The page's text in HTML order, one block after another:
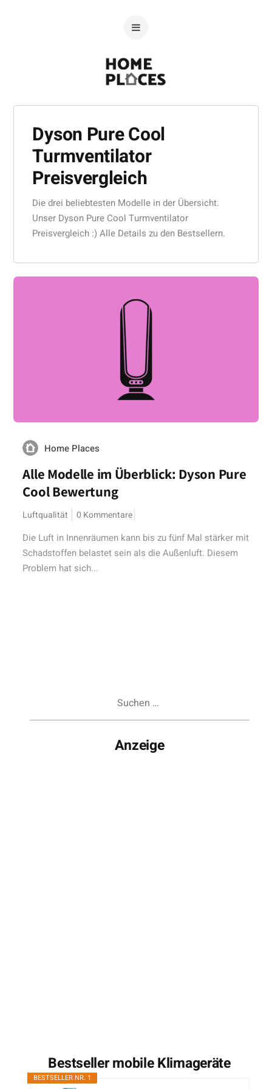
Dyson Pure Cool
Turmventilator
Preisvergleich
Die drei beliebtesten Modelle in der Übersicht.
Unser Dyson Pure Cool Turmventilator
Preisvergleich :) Alle Details zu den Bestsellern.
Home Places
Alle Modelle im Überblick: Dyson Pure
Cool Bewertung
Luftqualität 0 Kommentare
Die Luft in Innenräumen kann bis zu fünf Mal stärker mit
Schadstoffen belastet sein als die Außenluft. Diesem
Problem hat sich...
Anzeige
Bestseller mobile Klimageräte
BESTSELLER NR. 1